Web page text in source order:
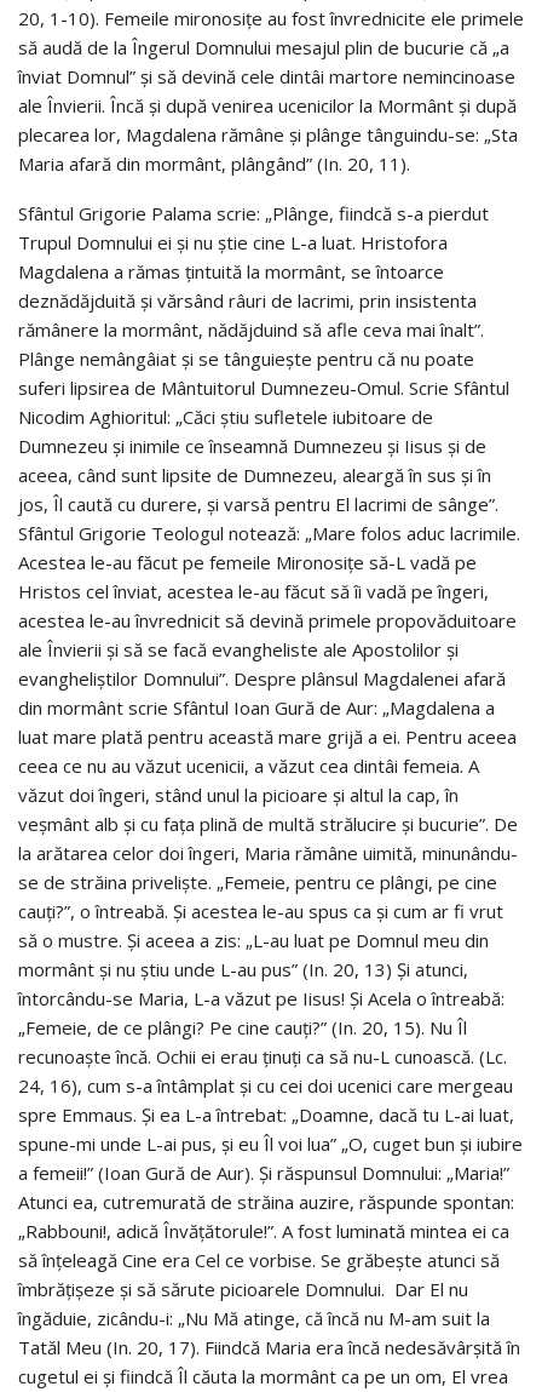
20, 1-10). Femeile mironosițe au fost învrednicite ele primele
să audă de la Îngerul Domnului mesajul plin de bucurie că „a
înviat Domnul” și să devină cele dintâi martore nemincinoase
ale Învierii. Încă și după venirea ucenicilor la Mormânt și după
plecarea lor, Magdalena rămâne și plânge tânguindu-se: „Sta
Maria afară din mormânt, plângând” (In. 20, 11).
Sfântul Grigorie Palama scrie: „Plânge, fiindcă s-a pierdut
Trupul Domnului ei și nu știe cine L-a luat. Hristofora
Magdalena a rămas țintuită la mormânt, se întoarce
deznădăjduită și vărsând râuri de lacrimi, prin insistenta
rămânere la mormânt, nădăjduind să afle ceva mai înalt”.
Plânge nemângâiat și se tânguiește pentru că nu poate
suferi lipsirea de Mântuitorul Dumnezeu-Omul. Scrie Sfântul
Nicodim Aghioritul: „Căci știu sufletele iubitoare de
Dumnezeu și inimile ce înseamnă Dumnezeu și Iisus și de
aceea, când sunt lipsite de Dumnezeu, aleargă în sus și în
jos, Îl caută cu durere, și varsă pentru El lacrimi de sânge”.
Sfântul Grigorie Teologul notează: „Mare folos aduc lacrimile.
Acestea le-au făcut pe femeile Mironosițe să-L vadă pe
Hristos cel înviat, acestea le-au făcut să îi vadă pe îngeri,
acestea le-au învrednicit să devină primele propovăduitoare
ale Învierii și să se facă evangheliste ale Apostolilor și
evangheliștilor Domnului”. Despre plânsul Magdalenei afară
din mormânt scrie Sfântul Ioan Gură de Aur: „Magdalena a
luat mare plată pentru această mare grijă a ei. Pentru aceea
ceea ce nu au văzut ucenicii, a văzut cea dintâi femeia. A
văzut doi îngeri, stând unul la picioare și altul la cap, în
veșmânt alb și cu fața plină de multă strălucire și bucurie”. De
la arătarea celor doi îngeri, Maria rămâne uimită, minunându-
se de străina priveliște. „Femeie, pentru ce plângi, pe cine
cauți?”, o întreabă. Și acestea le-au spus ca și cum ar fi vrut
să o mustre. Și aceea a zis: „L-au luat pe Domnul meu din
mormânt și nu știu unde L-au pus” (In. 20, 13) Și atunci,
întorcându-se Maria, L-a văzut pe Iisus! Și Acela o întreabă:
„Femeie, de ce plângi? Pe cine cauți?” (In. 20, 15). Nu Îl
recunoaște încă. Ochii ei erau ținuți ca să nu-L cunoască. (Lc.
24, 16), cum s-a întâmplat și cu cei doi ucenici care mergeau
spre Emmaus. Și ea L-a întrebat: „Doamne, dacă tu L-ai luat,
spune-mi unde L-ai pus, și eu Îl voi lua” „O, cuget bun și iubire
a femeii!” (Ioan Gură de Aur). Și răspunsul Domnului: „Maria!”
Atunci ea, cutremurată de străina auzire, răspunde spontan:
„Rabbouni!, adică Învățătorule!”. A fost luminată mintea ei ca
să înțeleagă Cine era Cel ce vorbise. Se grăbește atunci să
îmbrățișeze și să sărute picioarele Domnului. Dar El nu
îngăduie, zicându-i: „Nu Mă atinge, că încă nu M-am suit la
Tatăl Meu (In. 20, 17). Fiindcă Maria era încă nedesăvârșită în
cugetul ei și fiindcă Îl căuta la mormânt ca pe un om, El vrea